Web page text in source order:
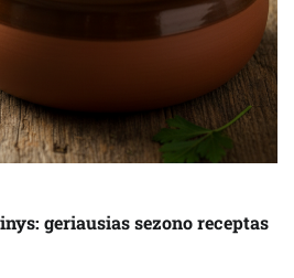
geriausias sezono receptas